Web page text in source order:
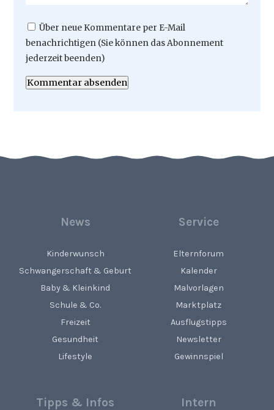
Über neue Kommentare per E-Mail
benachrichtigen (Sie können das Abonnement
jederzeit beenden)
Kommentar absenden
News
Kinderwunsch
Schwangerschaft & Geburt
Baby & Kleinkind
Schule & Co.
Freizeit
Gesundheit
Lifestyle
Service
Elternforum
Kalender
Malvorlagen
Marktplatz
Ausflugstipps
Newsletter
Gewinnspiel
Tipps & Infos Intern